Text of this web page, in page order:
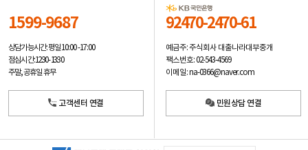
1599-9687
상담가능시간: 평일10:00 -17:00
점심시간: 12:30 - 13:30
주말, 공휴일 휴무
고객센터 연결
92470-2470-61
예금주: 주식회사 대출나라대부중개
팩스번호: 02-543-4569
이메일: na-0366@naver.com
민원상담 연결